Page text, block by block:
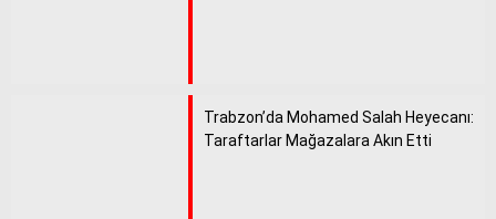
Trabzon’da Mohamed Salah Heyecanı:
Taraftarlar Mağazalara Akın Etti